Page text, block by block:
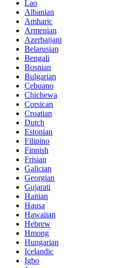
Lao
Albanian
Amharic
Armenian
Azerbaijani
Belarusian
Bengali
Bosnian
Bulgarian
Cebuano
Chichewa
Corsican
Croatian
Dutch
Estonian
Filipino
Finnish
Frisian
Galician
Georgian
Gujarati
Haitian
Hausa
Hawaiian
Hebrew
Hmong
Hungarian
Icelandic
Igbo